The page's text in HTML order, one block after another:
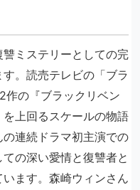
ミステリーとしての完
。読売テレビの「ブラ
作の『ブラックリベン
上回るスケールの物語
連続ドラマ初主演での
の深い愛情と復讐者と
ます。森崎ウィンさん